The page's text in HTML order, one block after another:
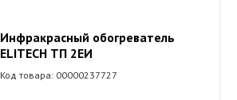
Инфракрасный обогреватель
ELITECH ТП 2ЕИ
Код товара: 00000237727